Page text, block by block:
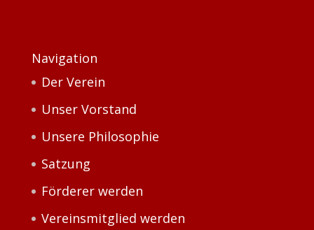
Navigation
Der Verein
Unser Vorstand
Unsere Philosophie
Satzung
Förderer werden
Vereinsmitglied werden